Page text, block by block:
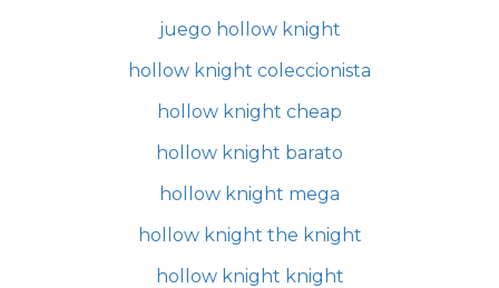
juego hollow knight
hollow knight coleccionista
hollow knight cheap
hollow knight barato
hollow knight mega
hollow knight the knight
hollow knight knight